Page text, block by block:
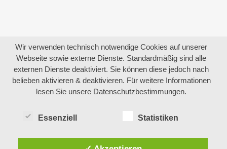
Wir verwenden technisch notwendige Cookies auf unserer
Webseite sowie externe Dienste. Standardmäßig sind alle
externen Dienste deaktiviert. Sie können diese jedoch nach
belieben aktivieren & deaktivieren. Für weitere Informationen
lesen Sie unsere Datenschutzbestimmungen.
Essenziell Statistiken